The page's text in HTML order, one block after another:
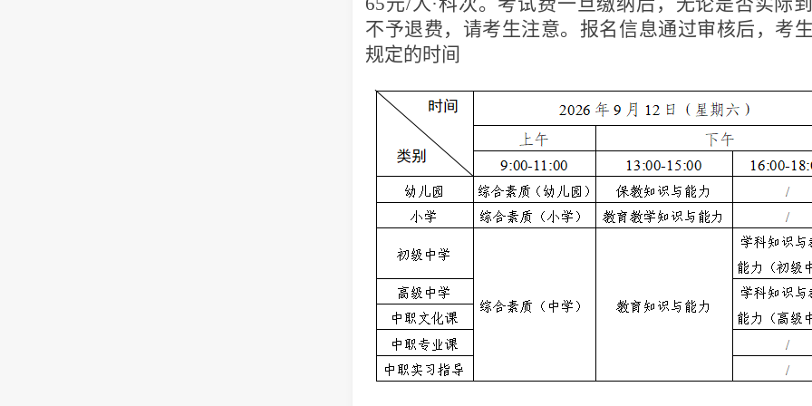
不予退费，请考生注意。报名信息通过审核后，考
规定的时间